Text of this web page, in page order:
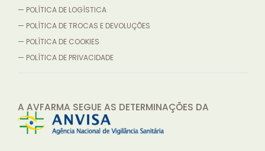
— POLÍTICA DE LOGÍSTICA
— POLÍTICA DE TROCAS E DEVOLUÇÕES
— POLÍTICA DE COOKIES
— POLÍTICA DE PRIVACIDADE
A AVFARMA SEGUE AS DETERMINAÇÕES DA